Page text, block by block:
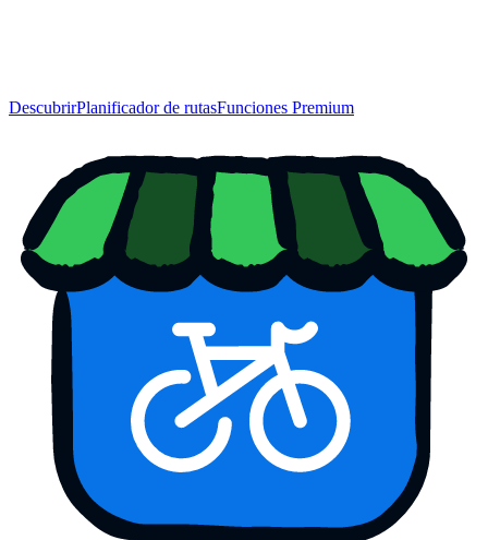
DescubrirPlanificador de rutasFunciones Premium